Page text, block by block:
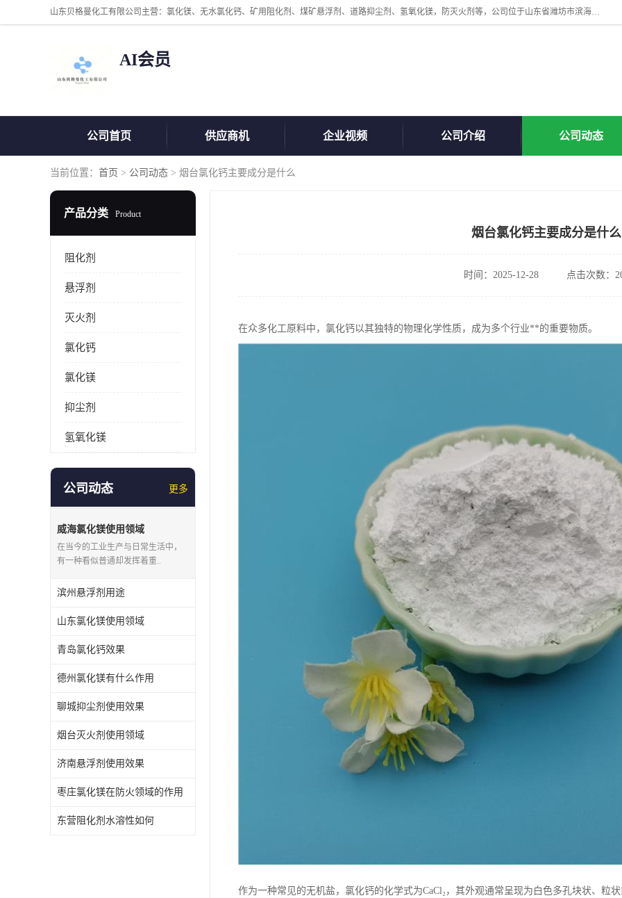
山东贝格曼化工有限公司主营：氯化镁、无水氯化钙、矿用阻化剂、煤矿悬浮剂、道路抑尘剂、氢氧化镁，防灭火剂等，公司位于山东省潍坊市滨海经济开发区,是专业从事对各种精细化工集研究、开发、制造于一体的现代化大型跨境化工企业，公司本着诚信经营、给每一位客户提供专业服务。
AI会员
公司首页 供应商机 企业视频 公司介绍 公司动态
当前位置： 首页 > 公司动态 > 烟台氯化钙主要成分是什么
产品分类 Product
阻化剂
悬浮剂
灭火剂
氯化钙
氯化镁
抑尘剂
氢氧化镁
公司动态 更多
威海氯化镁使用领域
在当今的工业生产与日常生活中，
有一种看似普通却发挥着重..
滨州悬浮剂用途
山东氯化镁使用领域
青岛氯化钙效果
德州氯化镁有什么作用
聊城抑尘剂使用效果
烟台灭火剂使用领域
济南悬浮剂使用效果
枣庄氯化镁在防火领域的作用
东营阻化剂水溶性如何
烟台氯化钙主要成分是什么
时间：2025-12-28 点击次数：
在众多化工原料中，氯化钙以其独特的物理化学性质，成为多个行业**的重要物质。
作为一种常见的无机盐，氯化钙的化学式为CaCl₂，其外观通常呈现为白色多孔块状、粒